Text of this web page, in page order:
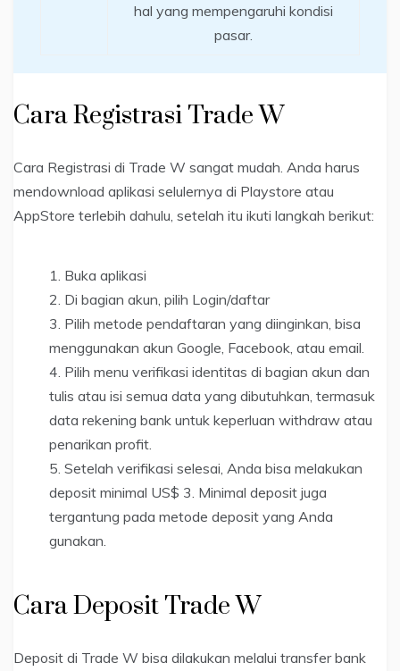
hal yang mempengaruhi kondisi
pasar.
Cara Registrasi Trade W
Cara Registrasi di Trade W sangat mudah. Anda harus
mendownload aplikasi selulernya di Playstore atau
AppStore terlebih dahulu, setelah itu ikuti langkah berikut:
Buka aplikasi
Di bagian akun, pilih Login/daftar
Pilih metode pendaftaran yang diinginkan, bisa
menggunakan akun Google, Facebook, atau email.
Pilih menu verifikasi identitas di bagian akun dan
tulis atau isi semua data yang dibutuhkan, termasuk
data rekening bank untuk keperluan withdraw atau
penarikan profit.
Setelah verifikasi selesai, Anda bisa melakukan
deposit minimal US$ 3. Minimal deposit juga
tergantung pada metode deposit yang Anda
gunakan.
Cara Deposit Trade W
Deposit di Trade W bisa dilakukan melalui transfer bank